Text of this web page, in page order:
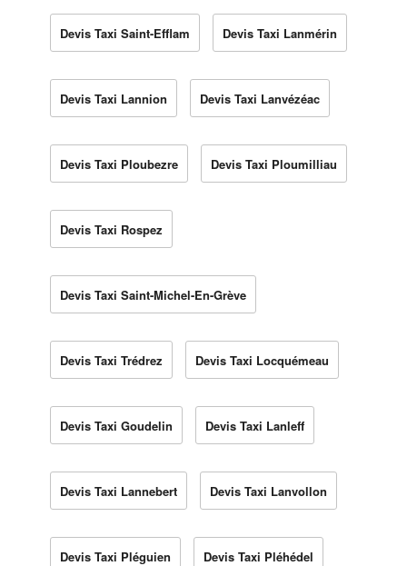
Devis Taxi Saint-Efflam Devis Taxi Lanmérin
Devis Taxi Lannion Devis Taxi Lanvézéac
Devis Taxi Ploubezre Devis Taxi Ploumilliau
Devis Taxi Rospez
Devis Taxi Saint-Michel-En-Grève
Devis Taxi Trédrez Devis Taxi Locquémeau
Devis Taxi Goudelin Devis Taxi Lanleff
Devis Taxi Lannebert Devis Taxi Lanvollon
Devis Taxi Pléguien Devis Taxi Pléhédel